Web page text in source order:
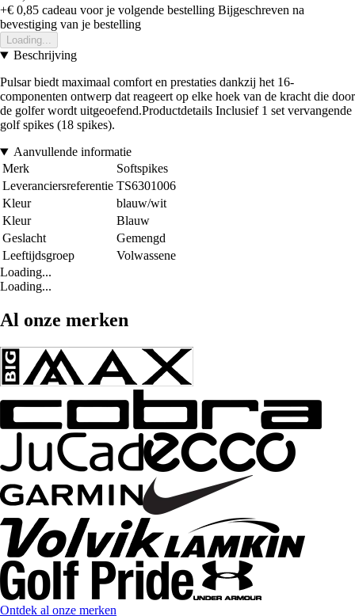
+€ 0,85 cadeau voor je volgende bestelling Bijgeschreven na
bevestiging van je bestelling
Loading...
Beschrijving
Pulsar biedt maximaal comfort en prestaties dankzij het 16-
componenten ontwerp dat reageert op elke hoek van de kracht die door
de golfer wordt uitgeoefend.Productdetails Inclusief 1 set vervangende
golf spikes (18 spikes).
Aanvullende informatie
Merk
Softspikes
Leveranciersreferentie TS6301006
Kleur
blauw/wit
Kleur
Blauw
Geslacht
Gemengd
Leeftijdsgroep
Volwassene
Loading...
Loading...
Al onze merken
Ontdek al onze merken